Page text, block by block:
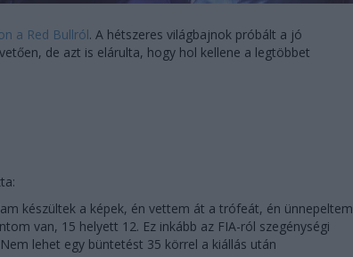
a Red Bullról. A hétszeres világbajnok próbált a jó
de azt is elárulta, hogy hol kellene a legtöbbet
készültek a képek, én vettem át a trófeát, én ünnepeltem
van, 15 helyett 12. Ez inkább az FIA-ról szegénységi
lehet egy büntetést 35 körrel a kiállás után